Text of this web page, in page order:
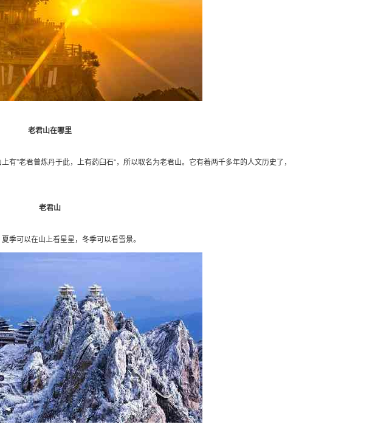
老君山在哪里
”老君曾炼丹于此，上有药臼石“，所以取名为老君山。它有着两千多年的人文历史了，
老君山
季可以在山上看星星，冬季可以看雪景。